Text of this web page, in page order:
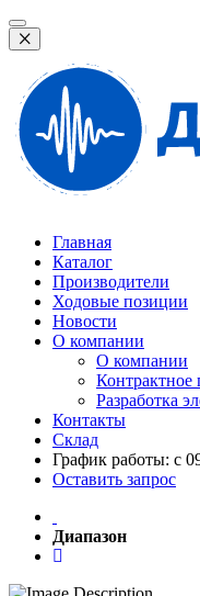
Главная
Каталог
Производители
Ходовые позиции
Новости
О компании
О компании
Контрактное
Разработка
Контакты
Склад
График работы: с
Оставить запрос
Диапазон